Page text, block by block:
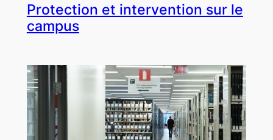
Protection et intervention sur le
campus